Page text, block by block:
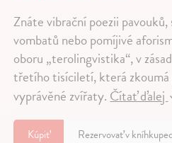
Znáte vibrační poezii
vombatů nebo pomíjivé
oboru „terolingvistika“, v
třetího tisíciletí, která zkoumá
vyprávěné zvířaty. Čítať ďalej
Kúpiť Rezervovať v